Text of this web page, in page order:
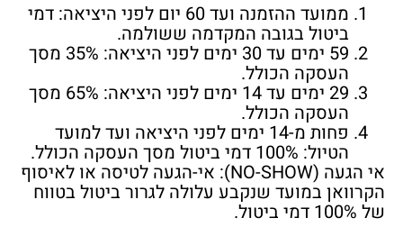
ממועד ההזמנה ועד 60 יום לפני היציאה: דמי
ביטול בגובה המקדמה ששולמה.
59 ימים עד 30 ימים לפני היציאה: 35% מסך
העסקה הכולל.
29 ימים עד 14 ימים לפני היציאה: 65% מסך
העסקה הכולל.
פחות מ-14 ימים לפני היציאה ועד למועד
הטיול: 100% דמי ביטול מסך העסקה הכולל.
אי הגעה (NO-SHOW): אי-הגעה לטיסה או לאיסוף
הקרוואן במועד שנקבע עלולה לגרור ביטול בטווח
של 100% דמי ביטול.